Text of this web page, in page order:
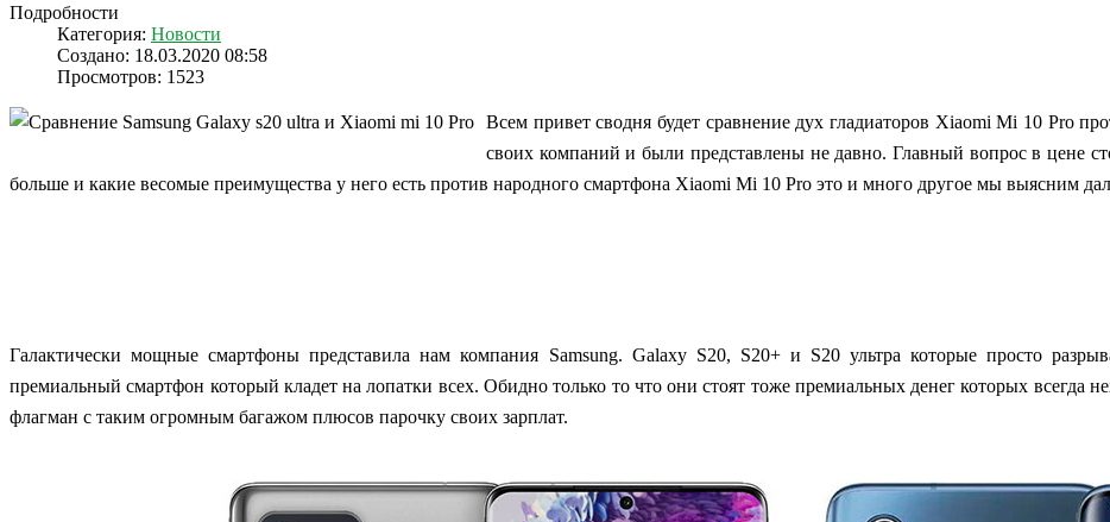
Подробности
Категория: Новости
Создано: 18.03.2020 08:58
Просмотров: 1523
Всем привет сводня будет сравнение дух гладиаторов Xiaomi Mi 10 Pro
своих компаний и были представлены не давно. Главный вопрос в цене
больше и какие весомые преимущества у него есть против народного смартфона Xiaomi Mi 10 Pro это и много другое мы выясним
Галактически мощные смартфоны представила нам компания Samsung. Galaxy S20, S20+ и S20 ультра которые просто
премиальный смартфон который кладет на лопатки всех. Обидно только то что они стоят тоже премиальных денег которых всегда
флагман с таким огромным багажом плюсов парочку своих зарплат.